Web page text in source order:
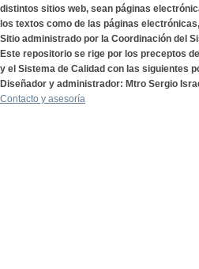
distintos sitios web, sean páginas
los textos como de las páginas
Sitio administrado por la Coordinación del
Este repositorio se rige por los preceptos
y el Sistema de Calidad con las siguientes
Diseñador y administrador: Mtro Sergio
Contacto y asesoría